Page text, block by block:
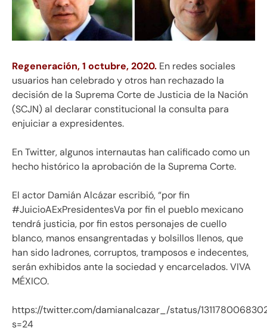
Regeneración, 1 octubre, 2020. En redes sociales
usuarios han celebrado y otros han rechazado la
decisión de la Suprema Corte de Justicia de la Nación
(SCJN) al declarar constitucional la consulta para
enjuiciar a expresidentes.
En Twitter, algunos internautas han calificado como un
hecho histórico la aprobación de la Suprema Corte.
El actor Damián Alcázar escribió, “por fin
#JuicioAExPresidentesVa por fin el pueblo mexicano
tendrá justicia, por fin estos personajes de cuello
blanco, manos ensangrentadas y bolsillos llenos, que
han sido ladrones, corruptos, tramposos e indecentes,
serán exhibidos ante la sociedad y encarcelados. VIVA
MÉXICO.
https://twitter.com/damianalcazar_/status/
s=24